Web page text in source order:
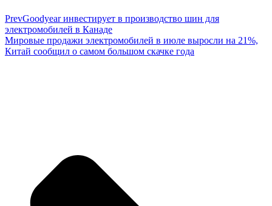
PrevGoodyear инвестирует в производство шин для
электромобилей в Канаде
Мировые продажи электромобилей в июле выросли на 21%,
Китай сообщил о самом большом скачке года